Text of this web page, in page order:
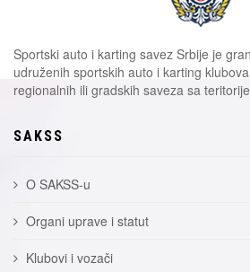
Sportski auto i karting savez Srbije je
udruženih sportskih auto i karting
regionalnih ili gradskih saveza sa
SAKSS
O SAKSS-u
Organi uprave i statut
Klubovi i vozači